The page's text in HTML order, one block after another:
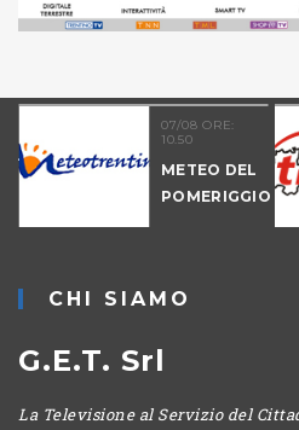
07/08 ORE:
10.50
METEO DEL
POMERIGGIO
CHI SIAMO
G.E.T. Srl
La Televisione al Servizio del